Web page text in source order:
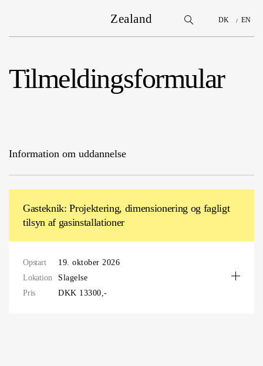
Zealand DK EN
Tilmeldingsformular
Information om uddannelse
Gasteknik: Projektering, dimensionering og fagligt
tilsyn af gasinstallationer
Opstart
19. oktober 2026
Lokation
Slagelse
Pris
DKK 13300,-